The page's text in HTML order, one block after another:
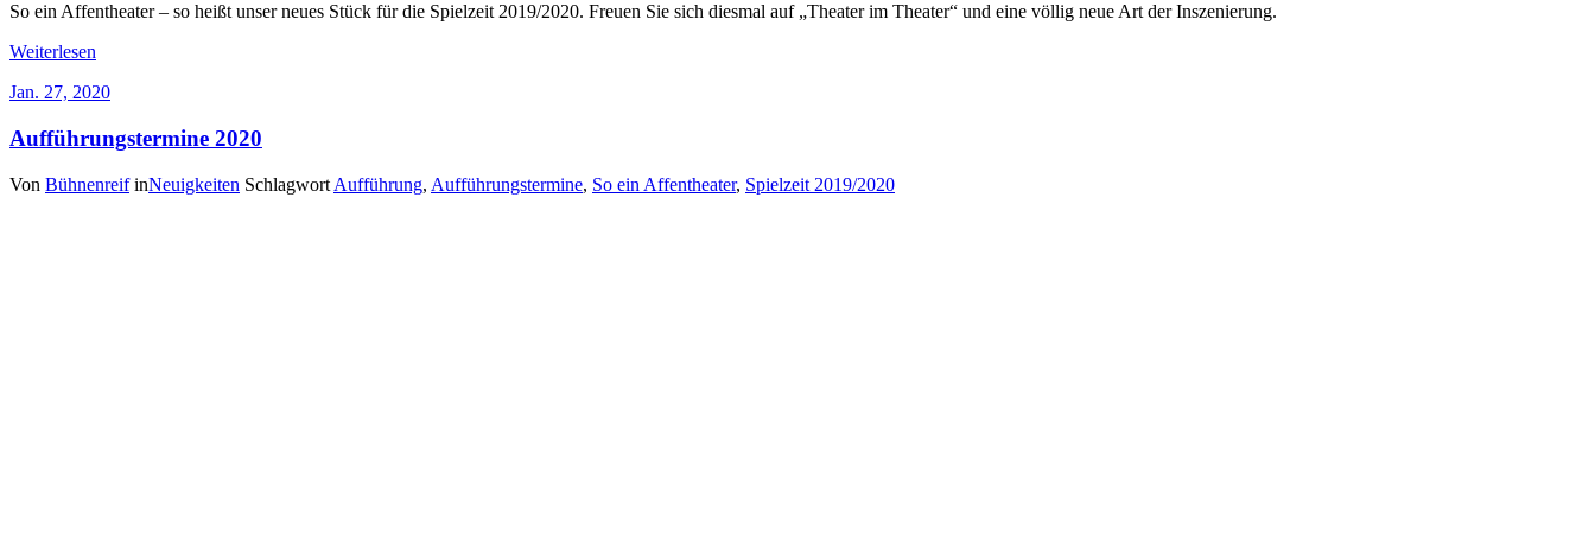
So ein Affentheater – so heißt unser neues Stück für die Spielzeit 2019/2020. Freuen Sie sich diesmal auf „Theater im Theater“ und eine völlig neue Art der Inszenierung.
Weiterlesen
Jan. 27, 2020
Aufführungstermine 2020
Von Bühnenreif inNeuigkeiten Schlagwort Aufführung, Aufführungstermine, So ein Affentheater, Spielzeit 2019/2020